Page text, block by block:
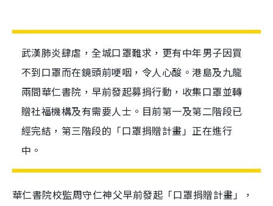
武漢肺炎肆虐，全城口罩難求，更有中年男子因買
不到口罩而在鏡頭前哽咽，令人心酸。港島及九龍
兩間華仁書院，早前發起募捐行動，收集口罩並轉
贈社福機構及有需要人士。目前第一及第二階段已
經完結，第三階段的「口罩捐贈計畫」正在進行
中。
華仁書院校監周守仁神父早前發起「口罩捐贈計畫」，